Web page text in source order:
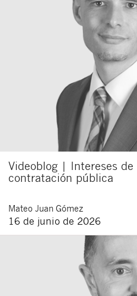
Videoblog | Intereses de
contratación pública
Mateo Juan Gómez
16 de junio de 2026